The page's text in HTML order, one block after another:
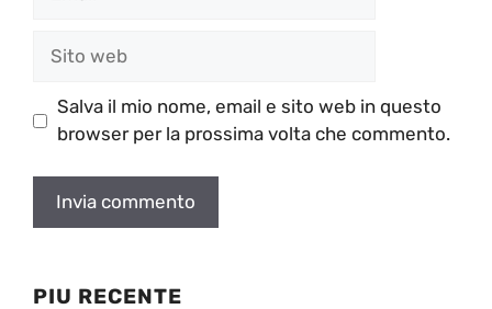
Salva il mio nome, email e sito web in questo
browser per la prossima volta che commento.
PIU RECENTE